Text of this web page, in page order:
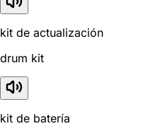
kit de actualización
drum kit
kit de batería